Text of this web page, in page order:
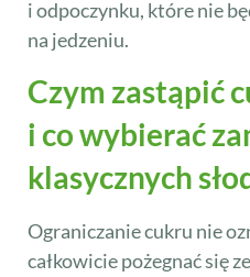
i odpoczynku, które nie
na jedzeniu.
Czym zastąpić
i co wybierać
klasycznych
Ograniczanie cukru nie
całkowicie pożegnać się